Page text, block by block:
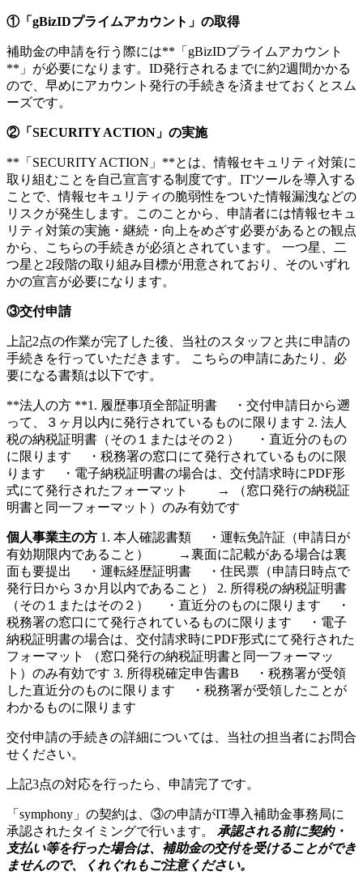
①「gBizIDプライムアカウント」の取得
補助金の申請を行う際には**「gBizIDプライムアカウント
**」が必要になります。ID発行されるまでに約2週間かかる
ので、早めにアカウント発行の手続きを済ませておくとスム
ーズです。
②「SECURITY ACTION」の実施
**「SECURITY ACTION」**とは、情報セキュリティ対策に
取り組むことを自己宣言する制度です。ITツールを導入する
ことで、情報セキュリティの脆弱性をついた情報漏洩などの
リスクが発生します。このことから、申請者には情報セキュ
リティ対策の実施・継続・向上をめざす必要があるとの観点
から、こちらの手続きが必須とされています。 一つ星、二
つ星と2段階の取り組み目標が用意されており、そのいずれ
かの宣言が必要になります。
③交付申請
上記2点の作業が完了した後、当社のスタッフと共に申請の
手続きを行っていただきます。 こちらの申請にあたり、必
要になる書類は以下です。
**法人の方 **1. 履歴事項全部証明書 ・交付申請日から遡
って、３ヶ月以内に発行されているものに限ります 2. 法人
税の納税証明書（その１またはその２） ・直近分のもの
に限ります ・税務署の窓口にて発行されているものに限
ります ・電子納税証明書の場合は、交付請求時にPDF形
式にて発行されたフォーマット → （窓口発行の納税証
明書と同一フォーマット）のみ有効です
個人事業主の方 1. 本人確認書類 ・運転免許証（申請日が
有効期限内であること） →裏面に記載がある場合は裏
面も要提出 ・運転経歴証明書 ・住民票（申請日時点で
発行日から３か月以内であること） 2. 所得税の納税証明書
（その１またはその２） ・直近分のものに限ります ・
税務署の窓口にて発行されているものに限ります ・電子
納税証明書の場合は、交付請求時にPDF形式にて発行された
フォーマット （窓口発行の納税証明書と同一フォーマッ
ト）のみ有効です 3. 所得税確定申告書B ・税務署が受領
した直近分のものに限ります ・税務署が受領したことが
わかるものに限ります
交付申請の手続きの詳細については、当社の担当者にお問合
せください。
上記3点の対応を行ったら、申請完了です。
「symphony」の契約は、③の申請がIT導入補助金事務局に
承認されたタイミングで行います。 承認される前に契約・
支払い等を行った場合は、補助金の交付を受けることができ
ませんので、くれぐれもご注意ください。